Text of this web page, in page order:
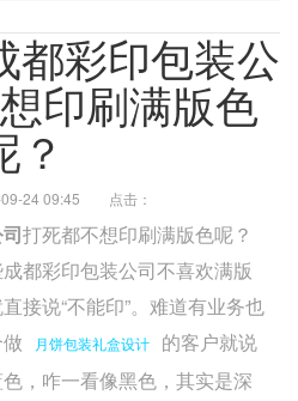
都彩印包装公
印刷满版色
？
24 09:45 点击：
打死都不想印刷满版色呢？
都彩印包装公司不喜欢满版
接说“不能印”。难道有业务也
月饼包装礼盒设计
的客户就说
，咋一看像黑色，其实是深